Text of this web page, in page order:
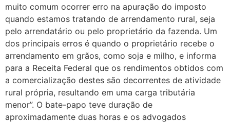
muito comum ocorrer erro na apuração do imposto
quando estamos tratando de arrendamento rural, seja
pelo arrendatário ou pelo proprietário da fazenda. Um
dos principais erros é quando o proprietário recebe o
arrendamento em grãos, como soja e milho, e informa
para a Receita Federal que os rendimentos obtidos com
a comercialização destes são decorrentes de atividade
rural própria, resultando em uma carga tributária
menor”. O bate-papo teve duração de
aproximadamente duas horas e os advogados